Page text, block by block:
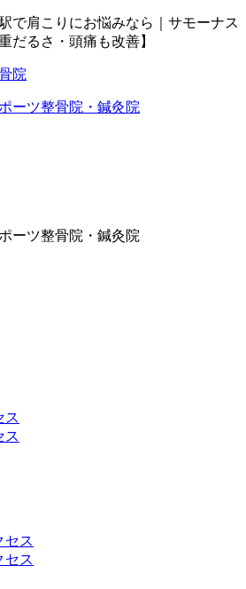
で肩こりにお悩みなら｜サモーナス
だるさ・頭痛も改善】
ス
ス